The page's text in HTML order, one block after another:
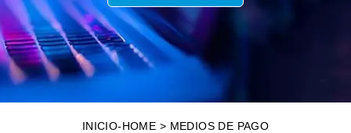
INICIO-HOME > MEDIOS DE PAGO